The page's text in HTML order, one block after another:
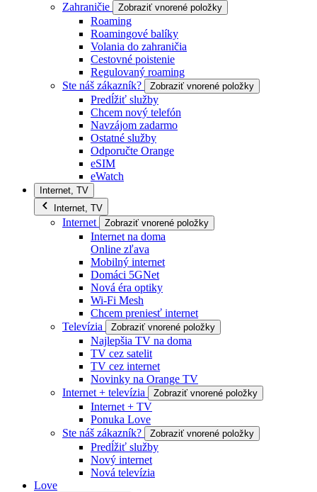
Zahraničie
Zobraziť vnorené položky
Roaming
Roamingové balíky
Volania do zahraničia
Cestovné poistenie
Regulovaný roaming
Ste náš zákazník?
Zobraziť vnorené položky
Predĺžiť služby
Chcem nový telefón
Navzájom zadarmo
Ostatné služby
Odporučte Orange
eSIM
eWatch
Internet, TV
Internet, TV
Internet Zobraziť vnorené položky
Internet na doma
Online zľava
Mobilný internet
Domáci 5GNet
Nová éra optiky
Wi-Fi Mesh
Chcem preniesť internet
Televízia
Zobraziť vnorené položky
Najlepšia TV na doma
TV cez satelit
TV cez internet
Novinky na Orange TV
Internet + televízia
Zobraziť vnorené položky
Internet + TV
Ponuka Love
Ste náš zákazník?
Zobraziť vnorené položky
Predĺžiť služby
Nový internet
Nová televízia
Love